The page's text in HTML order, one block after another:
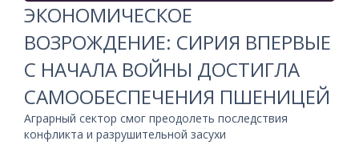
ЭКОНОМИЧЕСКОЕ
ВОЗРОЖДЕНИЕ: СИРИЯ ВПЕРВЫЕ
С НАЧАЛА ВОЙНЫ ДОСТИГЛА
САМООБЕСПЕЧЕНИЯ ПШЕНИЦЕЙ
Аграрный сектор смог преодолеть последствия
конфликта и разрушительной засухи